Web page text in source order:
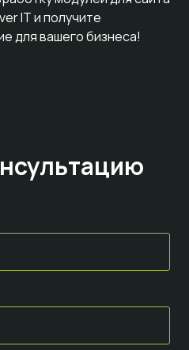
IT и получите
для вашего бизнеса!